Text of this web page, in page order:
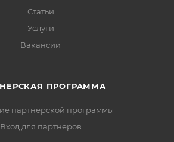
Статьи
Услуги
Вакансии
ПРОГРАММА
партнерской программы
Вход для партнеров